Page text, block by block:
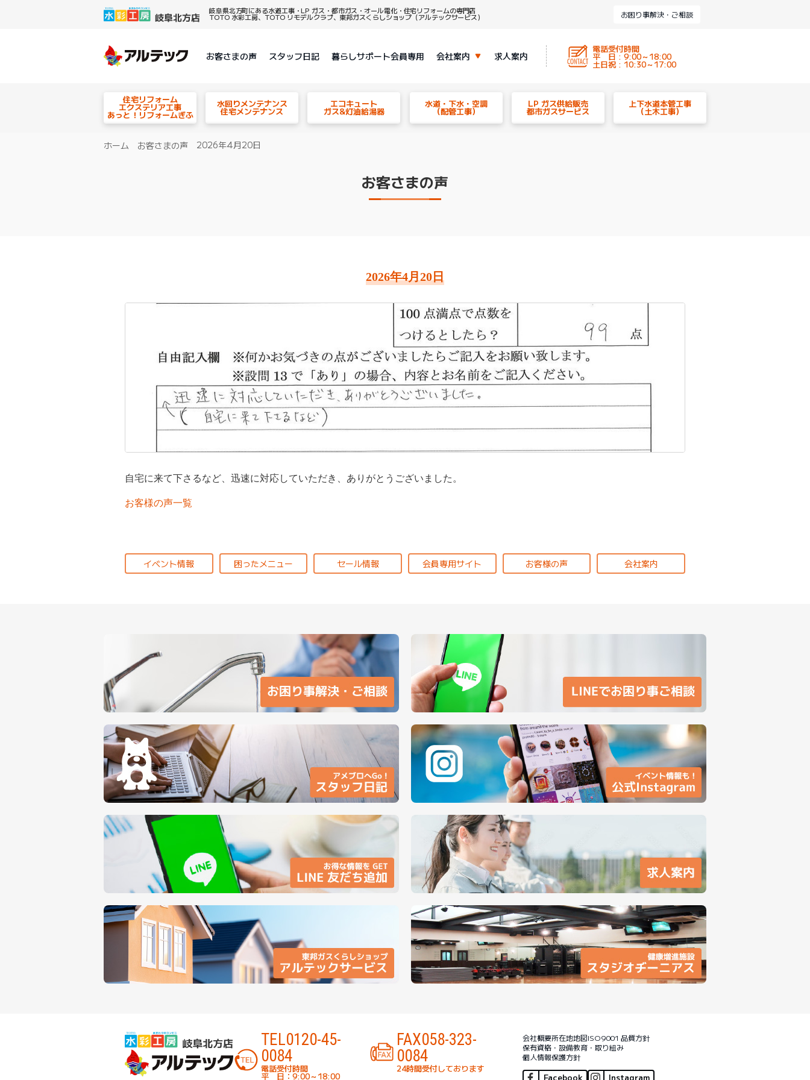
岐阜県北方町にある水道工事・LP ガス・都市ガス・オール電化・住宅リフォームの専門店
TOTO 水彩工房、TOTO リモデルクラブ、東邦ガスくらしショップ（アルテックサービス） お困り事解決・ご相談
お客さまの声 スタッフ日記 暮らしサポート会員専用 会社案内 求人案内
電話受付時間
平 日 : 9:00～18:00
土日祝 : 10:30～17:00
住宅リフォーム
エクステリア工事
あっと！リフォームぎふ
水回りメンテナンス
住宅メンテナンス
エコキュート
ガス&灯油給湯器
水道・下水・空調
（配管工事）
LP ガス供給販売
都市ガスサービス
上下水道本管工事
（土木工事）
ホーム お客さまの声 2026年4月20日
お客さまの声
2026年4月20日
自宅に来て下さるなど、迅速に対応していただき、ありがとうございました。
お客様の声一覧
イベント情報 困ったメニュー セール情報 会員専用サイト お客様の声 会社案内
TEL0120-45-
0084
電話受付時間
平 日：9:00～18:00
FAX058-323-
0084
24時間受付しております
会社概要所在地地図ISO9001 品質方針
保有資格・設備教育・取り組み
個人情報保護方針
Facebook Instagram